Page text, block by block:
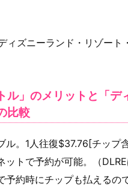
ィズニーランド・リゾート
ル」のメリットと「
比較
。1人往復$37.76[チップ
トで予約が可能。（DLRE
約時にチップも払えるの